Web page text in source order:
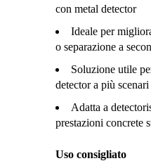
con metal detector
Ideale per
o separazione a
Soluzione utile
detector a più
Adatta a
prestazioni concrete
Uso consigliato